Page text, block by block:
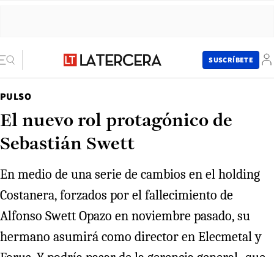
SUSCRÍBETE
PULSO
El nuevo rol protagónico de
Sebastián Swett
En medio de una serie de cambios en el holding
Costanera, forzados por el fallecimiento de
Alfonso Swett Opazo en noviembre pasado, su
hermano asumirá como director en Elecmetal y